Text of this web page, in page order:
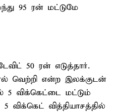
95 ரன் மட்டுமே
50 ரன் எடுத்தார்.
வெற்றி என்ற இலக்குடன்
5 விக்கெட்டை மட்டும்
விக்கெட் வித்தியாசத்தில்